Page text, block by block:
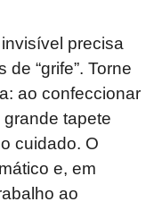
precisa
“grife”. Torne
ao confeccionar
tapete
cuidado. O
e, em
ao